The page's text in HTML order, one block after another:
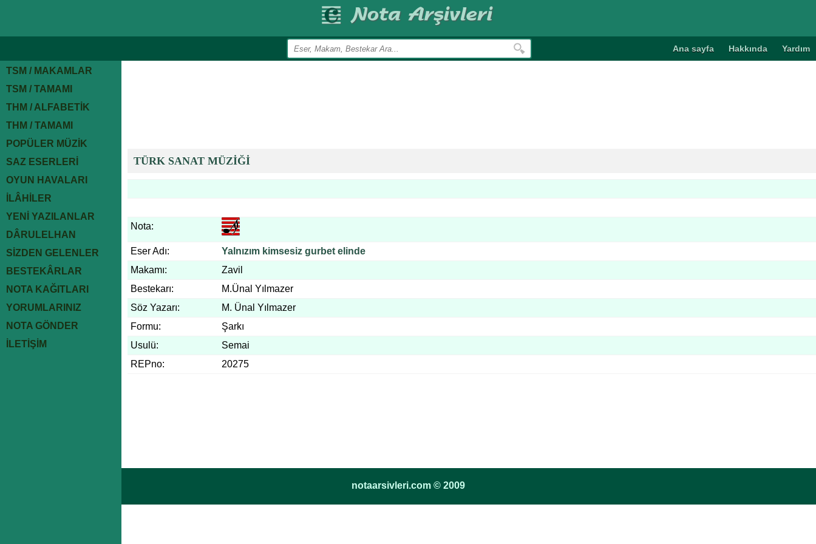
Ana sayfa Hakkında Yardım
TSM / MAKAMLAR
TSM / TAMAMI
THM / ALFABETİK
THM / TAMAMI
POPÜLER MÜZİK
SAZ ESERLERİ
OYUN HAVALARI
İLÂHİLER
YENİ YAZILANLAR
DÂRULELHAN
SİZDEN GELENLER
BESTEKÂRLAR
NOTA KAĞITLARI
YORUMLARINIZ
NOTA GÖNDER
İLETİŞİM
TÜRK SANAT MÜZİĞİ
Nota:
Eser Adı:
Yalnızım kimsesiz gurbet elinde
Makamı:
Zavil
Bestekarı:
M.Ünal Yılmazer
Söz Yazarı:
M. Ünal Yılmazer
Formu:
Şarkı
Usulü:
Semai
REPno:
20275
notaarsivleri.com © 2009